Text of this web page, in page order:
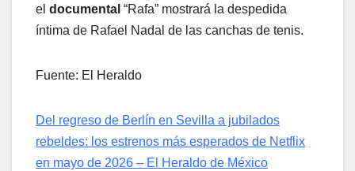
el documental “Rafa” mostrará la despedida
íntima de Rafael Nadal de las canchas de tenis.
Fuente: El Heraldo
Del regreso de Berlín en Sevilla a jubilados
rebeldes: los estrenos más esperados de Netflix
en mayo de 2026 – El Heraldo de México